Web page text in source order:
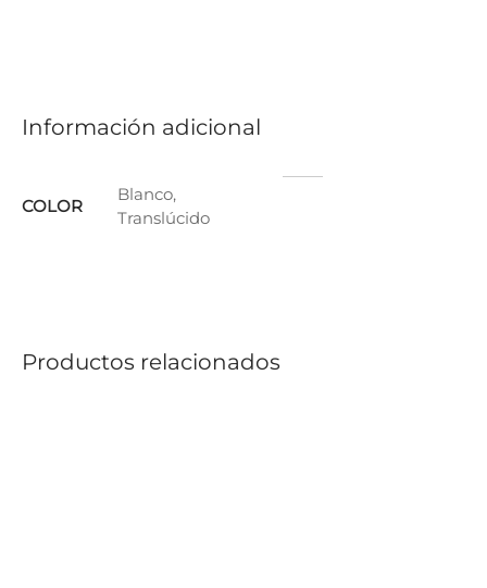
Información adicional
COLOR
Blanco,
Translúcido
Productos relacionados